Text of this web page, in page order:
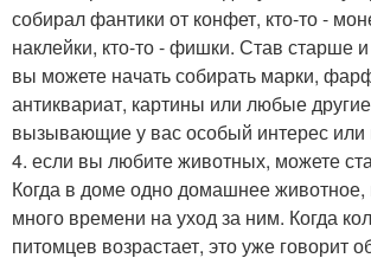
собирал фантики от конфет, кто-то -
наклейки, кто-то - фишки. Став старше и
вы можете начать собирать марки,
антиквариат, картины или любые
вызывающие у вас особый интерес или
4. если вы любите животных, можете
Когда в доме одно домашнее животное,
много времени на уход за ним. Когда
питомцев возрастает, это уже говорит